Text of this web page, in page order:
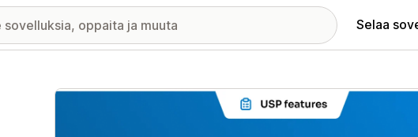
Selaa
Esittelykuvagalleria